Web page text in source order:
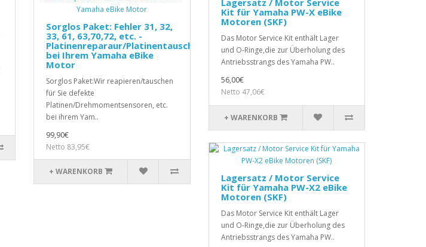
Sorglos Paket: Fehler 31, 32,
33, 61, 63,70,72, etc. -
Platinenreparaur/Platinentausch
bei Ihrem Yamaha eBike
Motor
Sorglos Paket:Wir reapieren/tauschen
für Sie defekte
Platinen/Drehmomentsensoren, etc.
bei ihrem Yam..
99,90€
Netto 83,95€
+ WARENKORB
Kit für Yamaha PW-X eBike
Motoren (SKF)
Das Motor Service Kit enthält Lager
und O-Ringe,die zur Überholung des
Antriebsstrangs des Yamaha PW..
56,00€
Netto 47,06€
+ WARENKORB
Lagersatz / Motor Service
Kit für Yamaha PW-X2 eBike
Motoren (SKF)
Das Motor Service Kit enthält Lager
und O-Ringe,die zur Überholung des
Antriebsstrangs des Yamaha PW..